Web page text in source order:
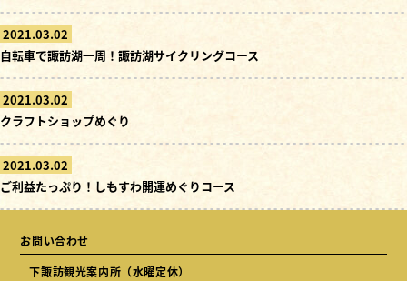
2021.03.02
自転車で諏訪湖一周！諏訪湖サイクリングコース
2021.03.02
クラフトショップめぐり
2021.03.02
ご利益たっぷり！しもすわ開運めぐりコース
お問い合わせ
下諏訪観光案内所（水曜定休）